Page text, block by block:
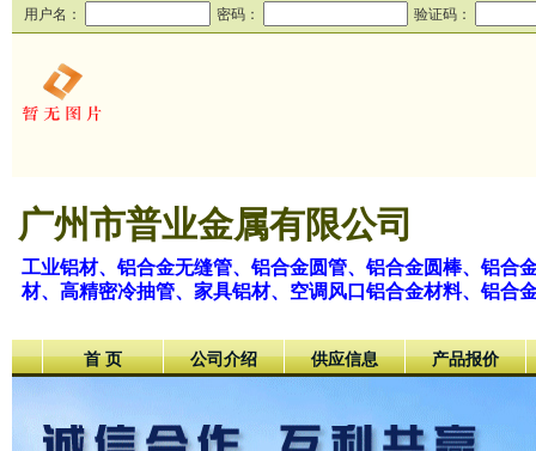
用户名： 密码： 验证码：
广州市普业金属有限公司
工业铝材、铝合金无缝管、铝合金圆管、铝合金圆棒、铝合
材、高精密冷抽管、家具铝材、空调风口铝合金材料、铝合
首 页 公司介绍 供应信息 产品报价